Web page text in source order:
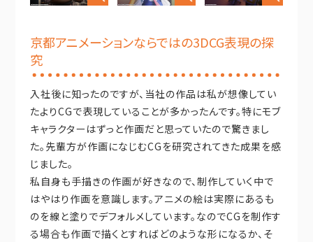
京都アニメーションならではの3DCG表現の探
究
入社後に知ったのですが、当社の作品は私が想像してい
たよりCGで表現していることが多かったんです。特にモブ
キャラクターはずっと作画だと思っていたので驚きまし
た。先輩方が作画になじむCGを研究されてきた成果を感
じました。
私自身も手描きの作画が好きなので、制作していく中で
はやはり作画を意識します。アニメの絵は実際にあるも
のを線と塗りでデフォルメしています。なのでCGを制作す
る場合も作画で描くとすればどのような形になるか、そ